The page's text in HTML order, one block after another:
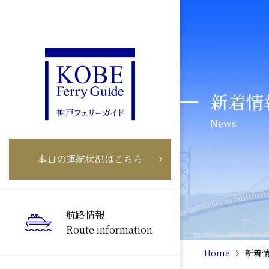
本日の運航状況はこちら
航路情報
Route information
新着
News
Home 新着